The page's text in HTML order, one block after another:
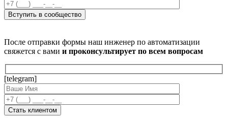
После отправки формы наш инженер по автоматизации
свяжется с вами и проконсультирует по всем вопросам
[telegram]